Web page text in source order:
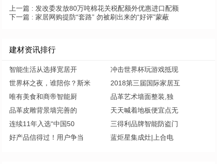
上一篇 : 发改委发放80万吨棉花关税配额外优惠进口配额
下一篇 : 家居网购提防“套路” 勿被刷出来的“好评”蒙蔽
建材资讯排行
智能生活从选择宽居开
冲击世界杯玩游戏抵现
世界杯之夜，谁陪你？斯米
2018第三届国际家居互
唯有美食和商帝智能厨
品革艺术墙面整装,独
品革皮雕背景墙完善的
天天喊着地板便宜点无
连续11年入选“中国50
三得利品牌智能防盗门
好产品信得过！用户争当
蓝炬星集成灶|上合电